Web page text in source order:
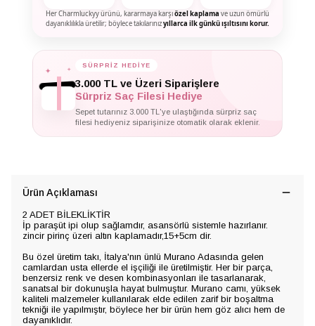
Her Charmluckyy ürünü, kararmaya karşıözel kaplama ve uzun ömürlü
dayanıklılıkla üretilir; böylece takılarınızyıllarca ilk günkü ışıltısını korur.
✦ SÜRPRİZ HEDİYE
3.000 TL ve Üzeri Siparişlere
Sürpriz Saç Filesi Hediye
Sepet tutarınız 3.000 TL'ye ulaştığında sürpriz saç
filesi hediyeniz siparişinize otomatik olarak eklenir.
Ürün Açıklaması
2 ADET BİLEKLİKTİR
İp paraşüt ipi olup sağlamdır, asansörlü sistemle hazırlanır.
zincir pirinç üzeri altın kaplamadır,15+5cm dir.
Bu özel üretim takı, İtalya'nın ünlü Murano Adasında gelen
camlardan usta ellerde el işçiliği ile üretilmiştir. Her bir parça,
benzersiz renk ve desen kombinasyonları ile tasarlanarak,
sanatsal bir dokunuşla hayat bulmuştur. Murano camı, yüksek
kaliteli malzemeler kullanılarak elde edilen zarif bir boşaltma
tekniği ile yapılmıştır, böylece her bir ürün hem göz alıcı hem de
dayanıklıdır.